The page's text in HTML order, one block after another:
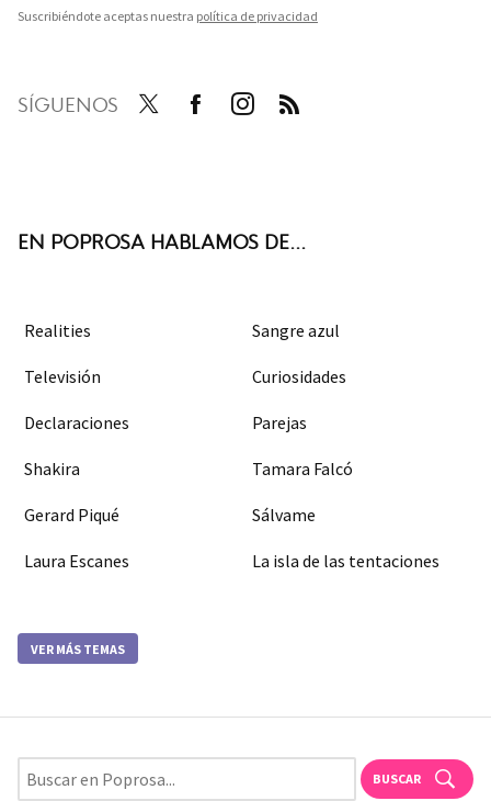
Suscribiéndote aceptas nuestra política de privacidad
SÍGUENOS
EN POPROSA HABLAMOS DE...
Realities Sangre azul
Televisión Curiosidades
Declaraciones Parejas
Shakira Tamara Falcó
Gerard Piqué Sálvame
Laura Escanes La isla de las tentaciones
VER MÁS TEMAS
BUSCAR